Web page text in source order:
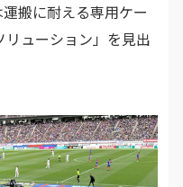
搬に耐える専用ケー
ューション」を見出